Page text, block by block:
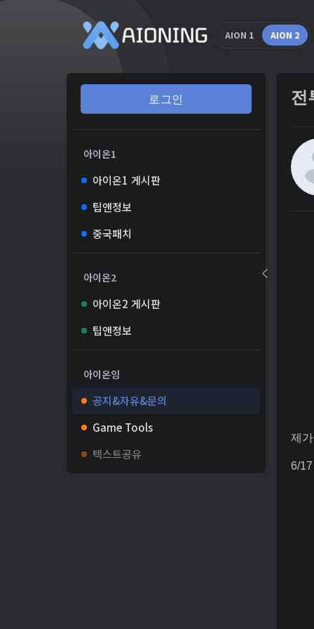
AION 1 AION 2
로그인
아이온1
아이온1 게시판
팁앤정보
중국패치
아이온2
아이온2 게시판
팁앤정보
아이온잉
공지&자유&문의
Game Tools
텍스트공유
전
제
6/